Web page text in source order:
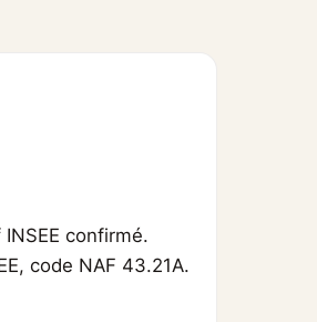
confirmé.
code NAF 43.21A.